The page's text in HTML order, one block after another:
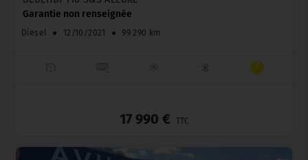
Garantie non renseignée
Diesel ● 12/10/2021 ● 99 290 km
17 990 € TTC